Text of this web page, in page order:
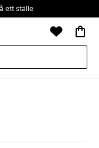
ett ställe